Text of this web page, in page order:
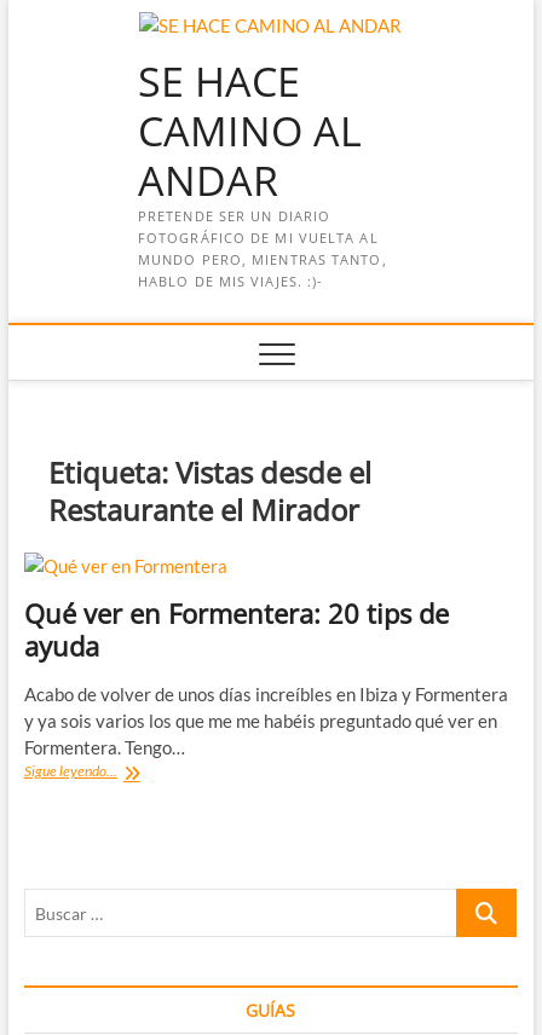
SE HACE
CAMINO AL
ANDAR
PRETENDE SER UN DIARIO
FOTOGRÁFICO DE MI VUELTA AL
MUNDO PERO, MIENTRAS TANTO,
HABLO DE MIS VIAJES. :)-
Etiqueta:Vistas desde el
Restaurante el Mirador
Qué ver en Formentera: 20 tips de
ayuda
Acabo de volver de unos días increíbles en Ibiza y Formentera
y ya sois varios los que me me habéis preguntado qué ver en
Formentera. Tengo…
Sigue leyendo... Qué
Buscar
GUÍAS